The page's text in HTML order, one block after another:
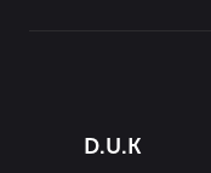
menusD.U.K